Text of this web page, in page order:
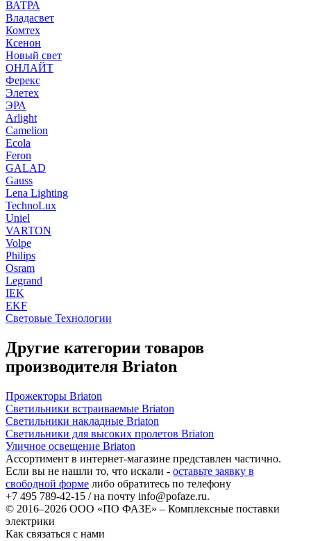
ВАТРА
Владасвет
Комтех
Ксенон
Новый свет
ОНЛАЙТ
Ферекс
Элетех
ЭРА
Arlight
Camelion
Ecola
Feron
GALAD
Gauss
Lena Lighting
TechnoLux
Uniel
VARTON
Volpe
Philips
Osram
Legrand
IEK
EKF
Световые Технологии
Другие категории товаров
производителя Briaton
Прожекторы Briaton
Светильники встраиваемые Briaton
Светильники накладные Briaton
Светильники для высоких пролетов Briaton
Уличное освещение Briaton
Ассортимент в интернет-магазине представлен частично.
Если вы не нашли то, что искали - оставьте заявку в
свободной форме либо обратитесь по телефону
+7 495 789-42-15 / на почту info@pofaze.ru.
© 2016–2026 ООО «ПО ФАЗЕ» – Комплексные поставки
электрики
Как связаться с нами